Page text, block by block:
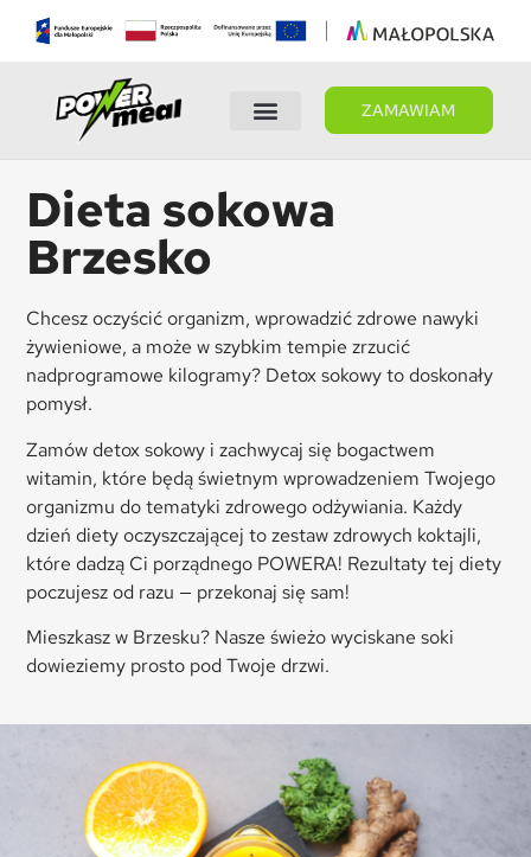
ZAMAWIAM
Dieta sokowa
Brzesko
Chcesz oczyścić organizm, wprowadzić zdrowe nawyki
żywieniowe, a może w szybkim tempie zrzucić
nadprogramowe kilogramy? Detox sokowy to doskonały
pomysł.
Zamów detox sokowy i zachwycaj się bogactwem
witamin, które będą świetnym wprowadzeniem Twojego
organizmu do tematyki zdrowego odżywiania. Każdy
dzień diety oczyszczającej to zestaw zdrowych koktajli,
które dadzą Ci porządnego POWERA! Rezultaty tej diety
poczujesz od razu — przekonaj się sam!
Mieszkasz w Brzesku? Nasze świeżo wyciskane soki
dowieziemy prosto pod Twoje drzwi.